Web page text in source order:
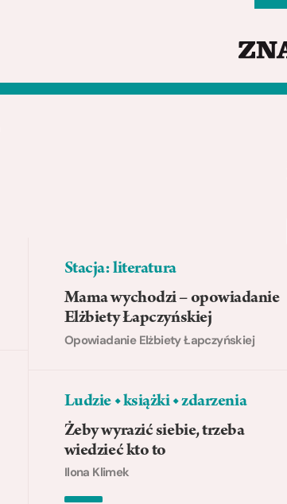
Stacja: literatura
Mama wychodzi – opowiadanie
Elżbiety Łapczyńskiej
Opowiadanie Elżbiety Łapczyńskiej
Ludzie ◆ książki ◆ zdarzenia
Żeby wyrazić siebie, trzeba
wiedzieć kto to
Ilona Klimek